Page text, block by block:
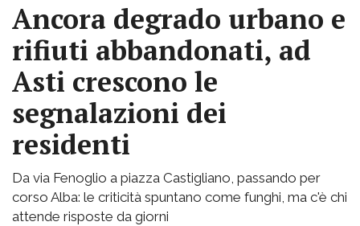
Ancora degrado urbano e
rifiuti abbandonati, ad
Asti crescono le
segnalazioni dei
residenti
Da via Fenoglio a piazza Castigliano, passando per
corso Alba: le criticità spuntano come funghi, ma c'è chi
attende risposte da giorni